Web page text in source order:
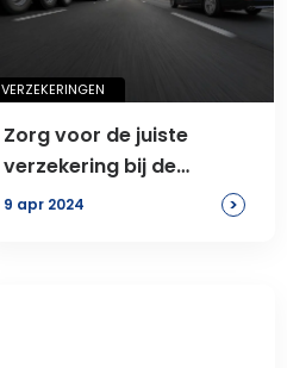
VERZEKERINGEN
Zorg voor de juiste
verzekering bij de
aankoop van zakelijke
9 apr 2024 >